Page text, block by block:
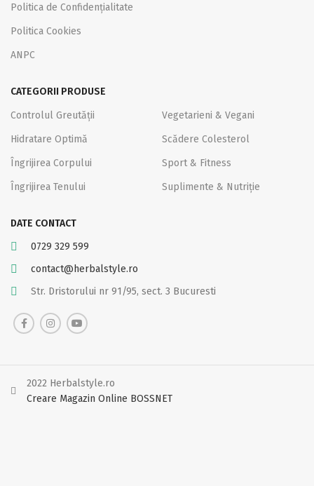
Politica de Confidențialitate
Politica Cookies
ANPC
CATEGORII PRODUSE
Controlul Greutății
Hidratare Optimă
Îngrijirea Corpului
Îngrijirea Tenului
Vegetarieni & Vegani
Scădere Colesterol
Sport & Fitness
Suplimente & Nutriție
DATE CONTACT
0729 329 599
contact@herbalstyle.ro
Str. Dristorului nr 91/95, sect. 3 Bucuresti
2022 Herbalstyle.ro
Creare Magazin Online BOSSNET